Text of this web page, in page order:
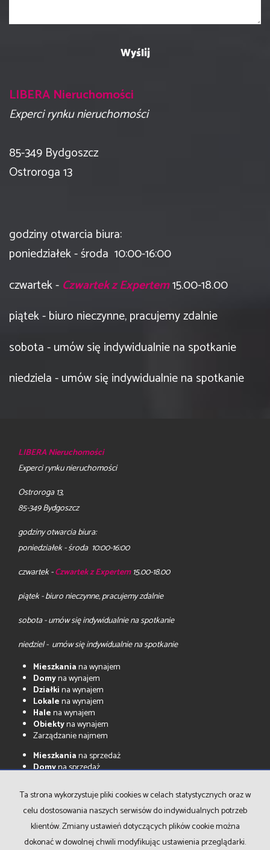
LIBERA Nieruchomości
Experci rynku nieruchomości
​85-349 Bydgoszcz
Ostroroga 13
godziny otwarcia biura:
poniedziałek - środa 10:00-16:00
czwartek - Czwartek z Expertem15.00-18.00
piątek - biuro nieczynne, pracujemy zdalnie
sobota - umów się indywidualnie na spotkanie
niedziela - umów się indywidualnie na spotkanie
LIBERA Nieruchomości
Experci rynku nieruchomości
Ostroroga 13,
85-349 Bydgoszcz
godziny otwarcia biura:
poniedziałek - środa 10:00-16:00
czwartek -Czwartek z Expertem15.00-18.00
piątek - biuro nieczynne, pracujemy zdalnie
sobota - umów się indywidualnie na spotkanie
niedziel - umów się indywidualnie na spotkanie
Mieszkaniana wynajem
Domyna wynajem
Działkina wynajem
Lokalena wynajem
Halena wynajem
Obiektyna wynajem
Zarządzanie najmem
Mieszkaniana sprzedaż
Domyna sprzedaż
Lokalena sprzedaż
Halena sprzedaż
Obiektyna sprzedaż
Strona główna Notatnik Kontakt
Ta strona wykorzystuje pliki cookies w celach statystycznych oraz w
celu dostosowania naszych serwisów do indywidualnych potrzeb
klientów. Zmiany ustawień dotyczących plików cookie można
dokonać w dowolnej chwili modyfikując ustawienia przeglądarki.